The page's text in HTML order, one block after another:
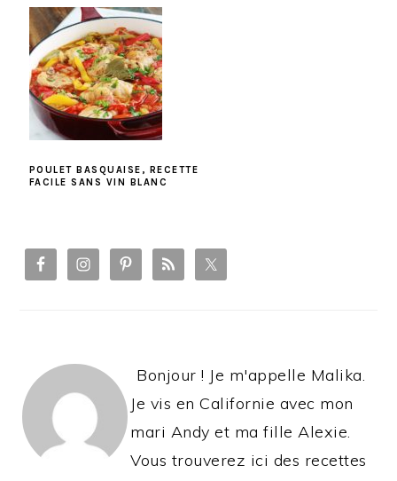
POULET BASQUAISE, RECETTE
FACILE SANS VIN BLANC
SIDEBAR
Bonjour ! Je m'appelle Malika.
Je vis en Californie avec mon
mari Andy et ma fille Alexie.
Vous trouverez ici des recettes